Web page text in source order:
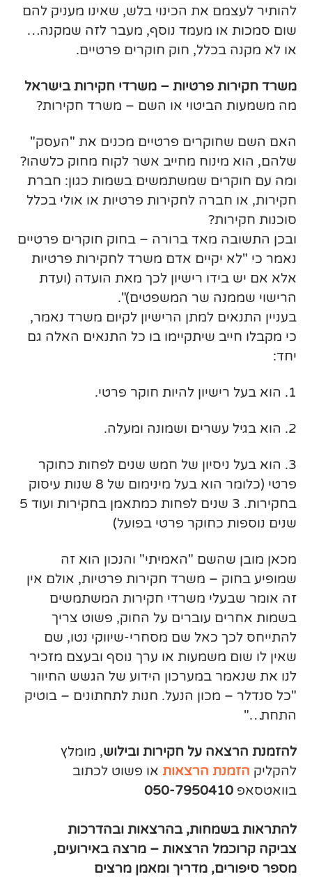
להותיר לעצמם את הכינוי בלש, שאינו מעניק להם
שום סמכות או מעמד נוסף, מעבר לזה שמקנה…
או לא מקנה בכלל, חוק חוקרים פרטיים.
משרד חקירות פרטיות – משרדי חקירות בישראל
מה משמעות הביטוי או השם – משרד חקירות?
האם השם שחוקרים פרטיים מכנים את "העסק"
שלהם, הוא מינוח מחייב אשר לקוח מחוק כלשהו?
ומה עם חוקרים שמשתמשים בשמות כגון: חברת
חקירות, או חברה לחקירות פרטיות או אולי בכלל
סוכנות חקירות?
ובכן התשובה מאד ברורה – בחוק חוקרים פרטיים
נאמר כי "לא יקיים אדם משרד לחקירות פרטיות
אלא אם יש בידו רישיון לכך מאת הועדה (ועדת
הרישוי שממנה שר המשפטים)".
בעניין התנאים למתן הרישיון לקיום משרד נאמר,
כי מקבלו חייב שיתקיימו בו כל התנאים האלה גם
יחד:
1. הוא בעל רישיון להיות חוקר פרטי.
2. הוא בגיל עשרים ושמונה ומעלה.
3. הוא בעל ניסיון של חמש שנים לפחות כחוקר
פרטי (כלומר הוא בעל מינימום של 8 שנות עיסוק
בחקירות. 3 שנים לפחות כמתאמן בחקירות ועוד 5
שנים נוספות כחוקר פרטי בפועל)
מכאן מובן שהשם "האמיתי" והנכון הוא זה
שמופיע בחוק – משרד חקירות פרטיות, אולם אין
זה אומר שבעלי משרדי חקירות המשתמשים
בשמות אחרים עוברים על החוק, פשוט צריך
להתייחס לכך כאל שם מסחרי-שיווקי נטו, שם
שאין לו שום משמעות או ערך נוסף ובעצם מזכיר
לנו את שנאמר במערכון הידוע של הגשש החיוור
"כל סנדלר – מכון הנעל. חנות לתחתונים – בוטיק
התחת…"
להזמנת הרצאה על חקירות ובילוש, מומלץ
להקליק הזמנת הרצאות או פשוט לכתוב
בוואטסאפ050-7950410
להתראות בשמחות, בהרצאות ובהדרכות
צביקה קרוכמל הרצאות – מרצה באירועים,
מספר סיפורים, מדריך ומאמן מרצים